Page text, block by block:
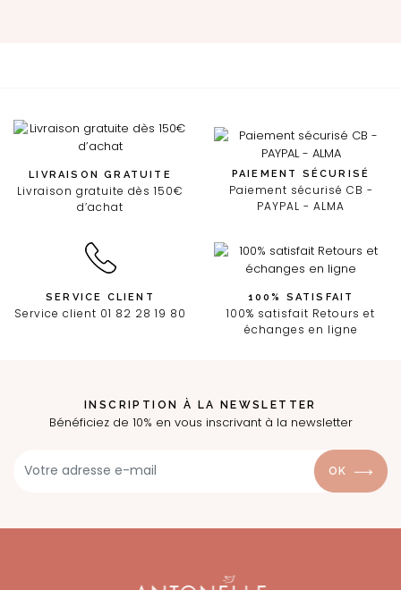
LIVRAISON GRATUITE
Livraison gratuite dès 150€
d’achat
PAIEMENT SÉCURISÉ
Paiement sécurisé CB -
PAYPAL - ALMA
SERVICE CLIENT
Service client 01 82 28 19 80
100% SATISFAIT
100% satisfait Retours et
échanges en ligne
INSCRIPTION À LA NEWSLETTER
Bénéficiez de 10% en vous inscrivant à la newsletter
OK